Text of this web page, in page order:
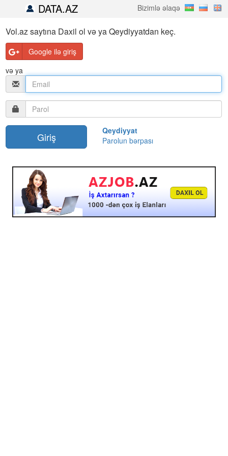
DATA.AZ Bizimlə əlaqə
Vol.az saytına Daxil ol və ya Qeydiyyatdan keç.
Google ilə giriş
və ya
Qeydiyyat
Parolun bərpası